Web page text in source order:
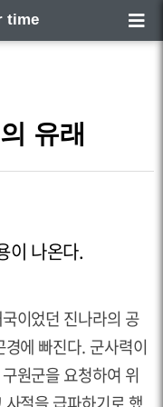
time
유래
이 나온다.
이었던 진나라의 공
에 빠진다. 군사력이
원군을 요청하여 위